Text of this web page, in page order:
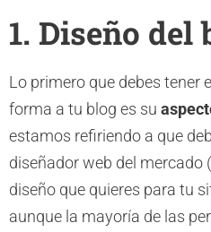
1. Diseño del
Lo primero que debes tener
forma a tu blog es su
estamos refiriendo a que
diseñador web del mercado
diseño que quieres para tu
aunque la mayoría de las